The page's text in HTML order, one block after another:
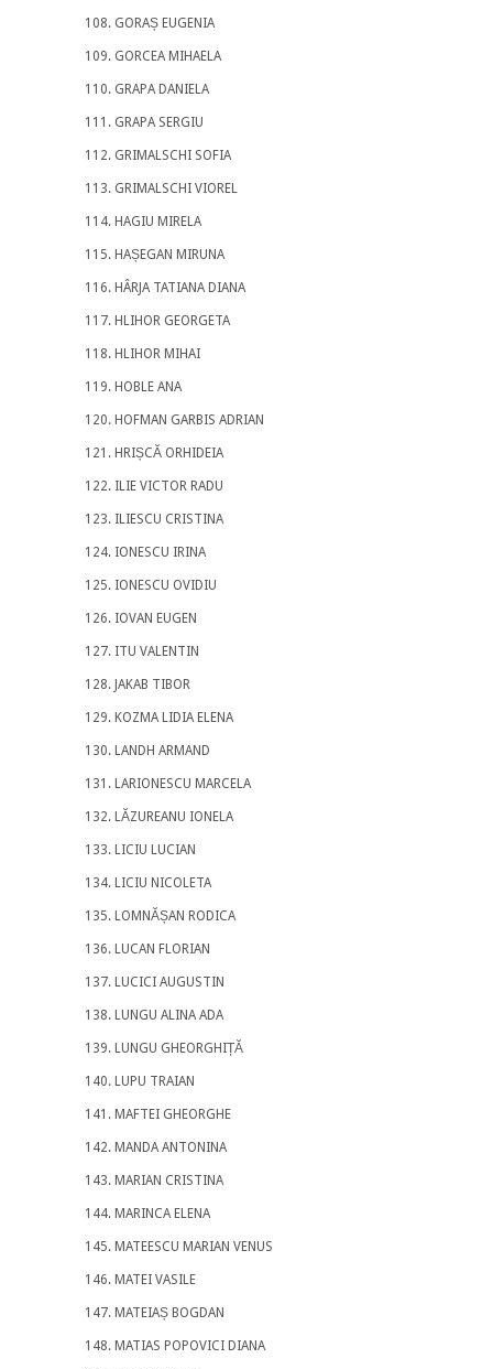
GORAȘ EUGENIA
GORCEA MIHAELA
GRAPA DANIELA
GRAPA SERGIU
GRIMALSCHI SOFIA
GRIMALSCHI VIOREL
HAGIU MIRELA
HAȘEGAN MIRUNA
HÂRJA TATIANA DIANA
HLIHOR GEORGETA
HLIHOR MIHAI
HOBLE ANA
HOFMAN GARBIS ADRIAN
HRIȘCĂ ORHIDEIA
ILIE VICTOR RADU
ILIESCU CRISTINA
IONESCU IRINA
IONESCU OVIDIU
IOVAN EUGEN
ITU VALENTIN
JAKAB TIBOR
KOZMA LIDIA ELENA
LANDH ARMAND
LARIONESCU MARCELA
LĂZUREANU IONELA
LICIU LUCIAN
LICIU NICOLETA
LOMNĂȘAN RODICA
LUCAN FLORIAN
LUCICI AUGUSTIN
LUNGU ALINA ADA
LUNGU GHEORGHIȚĂ
LUPU TRAIAN
MAFTEI GHEORGHE
MANDA ANTONINA
MARIAN CRISTINA
MARINCA ELENA
MATEESCU MARIAN VENUS
MATEI VASILE
MATEIAȘ BOGDAN
MATIAS POPOVICI DIANA